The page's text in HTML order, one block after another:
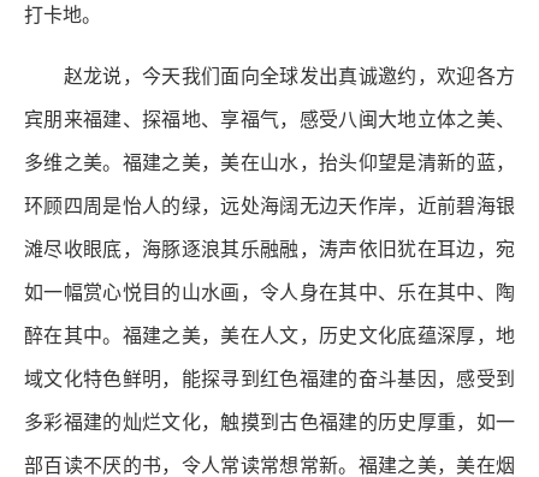
打卡地。
赵龙说，今天我们面向全球发出真诚邀约，欢迎各方
宾朋来福建、探福地、享福气，感受八闽大地立体之美、
多维之美。福建之美，美在山水，抬头仰望是清新的蓝，
环顾四周是怡人的绿，远处海阔无边天作岸，近前碧海银
滩尽收眼底，海豚逐浪其乐融融，涛声依旧犹在耳边，宛
如一幅赏心悦目的山水画，令人身在其中、乐在其中、陶
醉在其中。福建之美，美在人文，历史文化底蕴深厚，地
域文化特色鲜明，能探寻到红色福建的奋斗基因，感受到
多彩福建的灿烂文化，触摸到古色福建的历史厚重，如一
部百读不厌的书，令人常读常想常新。福建之美，美在烟